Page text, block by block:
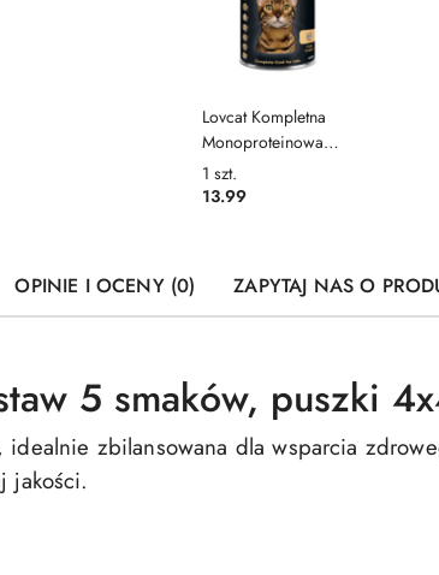
Lovcat Kompletna
Monoproteinowa
karma dla kota Indyk,
400g
1 szt.
13.99
OPINIE I OCENY (0) ZAPYTAJ NAS O
5 smaków, puszki
idealnie zbilansowana dla wsparcia
jakości.